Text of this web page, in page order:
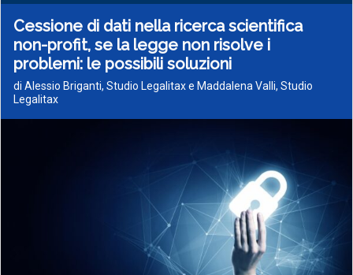
Cessione di dati nella ricerca scientifica
non-profit, se la legge non risolve i
problemi: le possibili soluzioni
di Alessio Briganti, Studio Legalitax e Maddalena Valli, Studio
Legalitax